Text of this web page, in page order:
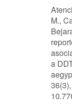
M.,
a